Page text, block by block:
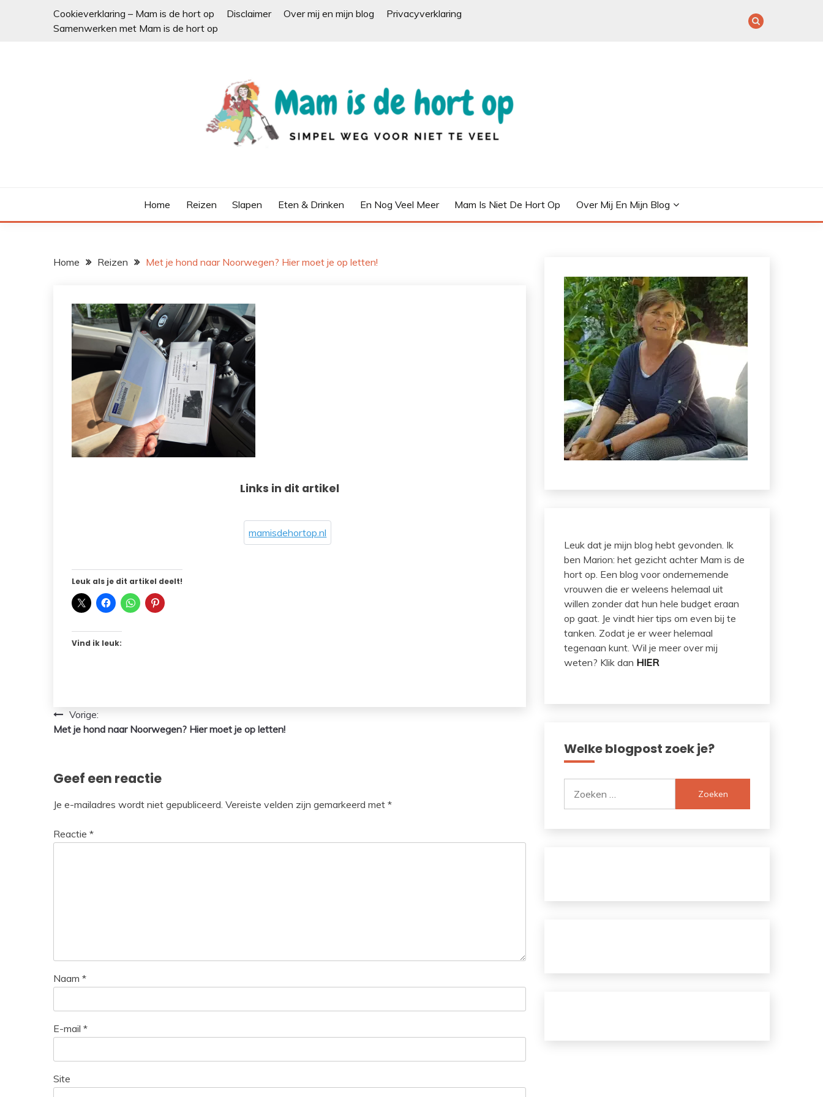
Cookieverklaring – Mam is de hort op Disclaimer Over mij en mijn blog
Privacyverklaring
Samenwerken met Mam is de hort op
Home Reizen Slapen Eten & Drinken En Nog Veel Meer Mam Is Niet De Hort Op Over Mij En Mijn Blog
Home Reizen Met je hond naar Noorwegen? Hier moet je op letten!
Links in dit artikel
mamisdehortop.nl
Leuk als je dit artikel deelt!
Vind ik leuk:
Bericht
navigatie
Vorige:
Met je hond naar Noorwegen? Hier moet je op letten!
Geef een reactie
Je e-mailadres wordt niet gepubliceerd. Vereiste velden zijn gemarkeerd met *
Reactie *
Naam *
E-mail *
Site
Leuk dat je mijn blog hebt gevonden. Ik
ben Marion: het gezicht achter Mam is de
hort op. Een blog voor ondernemende
vrouwen die er weleens helemaal uit
willen zonder dat hun hele budget eraan
op gaat. Je vindt hier tips om even bij te
tanken. Zodat je er weer helemaal
tegenaan kunt. Wil je meer over mij
weten? Klik dan HIER
Welke blogpost zoek je?
naar: